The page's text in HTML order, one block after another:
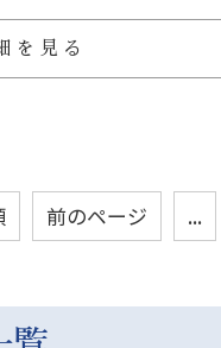
を見る
前のページ ...